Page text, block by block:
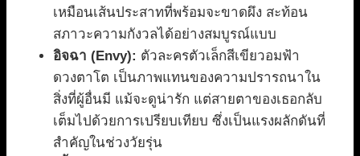
เหมือนเส้นประสาทที่พร้อมจะขาดผึง สะท้อน
สภาวะความกังวลได้อย่างสมบูรณ์แบบ
อิจฉา (Envy): ตัวละครตัวเล็กสีเขียวอมฟ้า
ดวงตาโต เป็นภาพแทนของความปรารถนาใน
สิ่งที่ผู้อื่นมี แม้จะดูน่ารัก แต่สายตาของเธอกลับ
เต็มไปด้วยการเปรียบเทียบ ซึ่งเป็นแรงผลักดันที่
สำคัญในช่วงวัยรุ่น